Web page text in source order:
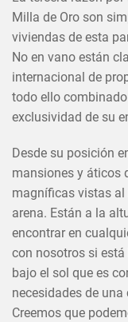
Milla de Oro son
viviendas de esta
No en vano están
internacional de
todo ello
exclusividad de su
Desde su posición
mansiones y áticos
magníficas vistas al
arena. Están a la
encontrar en
con nosotros si
bajo el sol que es
necesidades de
Creemos que